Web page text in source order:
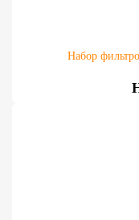
Набор